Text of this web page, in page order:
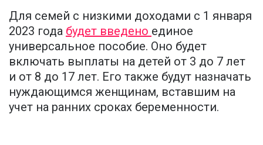
Для семей с низкими доходами с 1 января
2023 года будет введено единое
универсальное пособие. Оно будет
включать выплаты на детей от 3 до 7 лет
и от 8 до 17 лет. Его также будут назначать
нуждающимся женщинам, вставшим на
учет на ранних сроках беременности.